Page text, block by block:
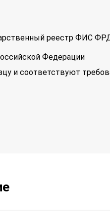
реестр ФИС
Федерации
и соответствуют